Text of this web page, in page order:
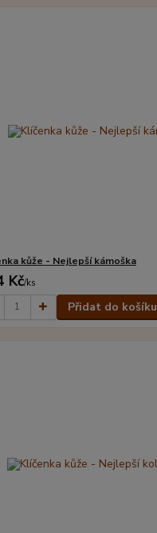
kůže - Nejlepší kámoška
Kč/ks
Přidat do košíku